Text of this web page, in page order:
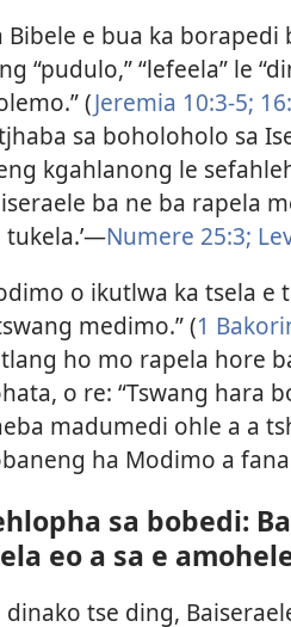
Bibele e bua ka
“pudulo,” “lefeela” le
(Jeremia 10:​3-5;
sa boholoholo sa
kgahlanong le
ba ne ba rapela
tukela.’​—Numere 25:3;
o ikutlwa ka tsela e
medimo.” (1
ho mo rapela hore
o re: “Tswang hara
madumedi ohle a a
ha Modimo a
sa bobedi:
eo a sa e
dinako tse ding,